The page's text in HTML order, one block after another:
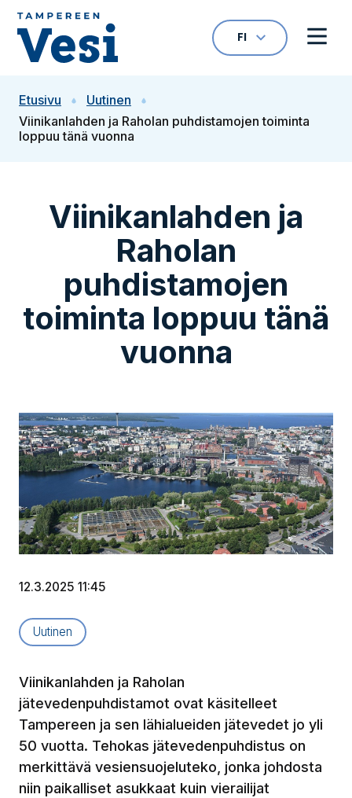
Siirry sisältöön
VALITTU KIELI:
FI
Avaa
Etusivu
Uutinen
Viinikanlahden ja Raholan puhdistamojen toiminta
loppuu tänä vuonna
Viinikanlahden ja
Raholan
puhdistamojen
toiminta loppuu tänä
vuonna
12.3.2025 11:45
Artikkelityyppi:
Uutinen
Viinikanlahden ja Raholan
jätevedenpuhdistamot ovat käsitelleet
Tampereen ja sen lähialueiden jätevedet jo yli
50 vuotta. Tehokas jätevedenpuhdistus on
merkittävä vesiensuojeluteko, jonka johdosta
niin paikalliset asukkaat kuin vierailijat